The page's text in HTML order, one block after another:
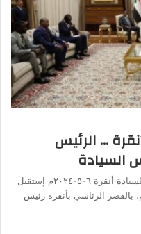
… الرئيس
السيادة
الرئيس التركي يستقبل رئيس مجلس السيادة أنقرة ٦-٥-٢٠٢٤م إستقبل
بالقصر الرئاسي بأنقرة رئيس